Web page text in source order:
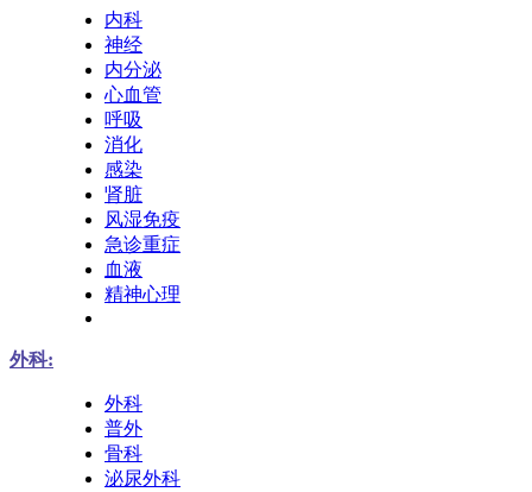
内科
神经
内分泌
心血管
呼吸
消化
感染
肾脏
风湿免疫
急诊重症
血液
精神心理
外科:
外科
普外
骨科
泌尿外科